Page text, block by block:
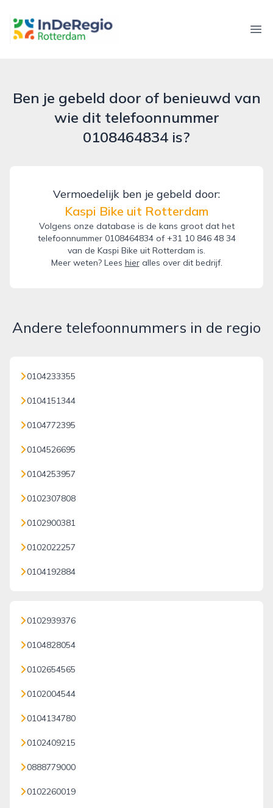
inderegiorotterdam.nl
Ben je gebeld door of benieuwd van
wie dit telefoonnummer
0108464834 is?
Vermoedelijk ben je gebeld door:
Kaspi Bike uit Rotterdam
Volgens onze database is de kans groot dat het
telefoonnummer 0108464834 of +31 10 846 48 34
van de Kaspi Bike uit Rotterdam is.
Meer weten? Lees hieralles over dit bedrijf.
Andere telefoonnummers in de regio
0104233355
0104151344
0104772395
0104526695
0104253957
0102307808
0102900381
0102022257
0104192884
0102939376
0104828054
0102654565
0102004544
0104134780
0102409215
0888779000
0102260019